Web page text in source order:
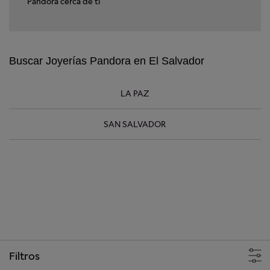
Filtros
Buscar Joyerías Pandora en El Salvador
LA PAZ
SAN SALVADOR